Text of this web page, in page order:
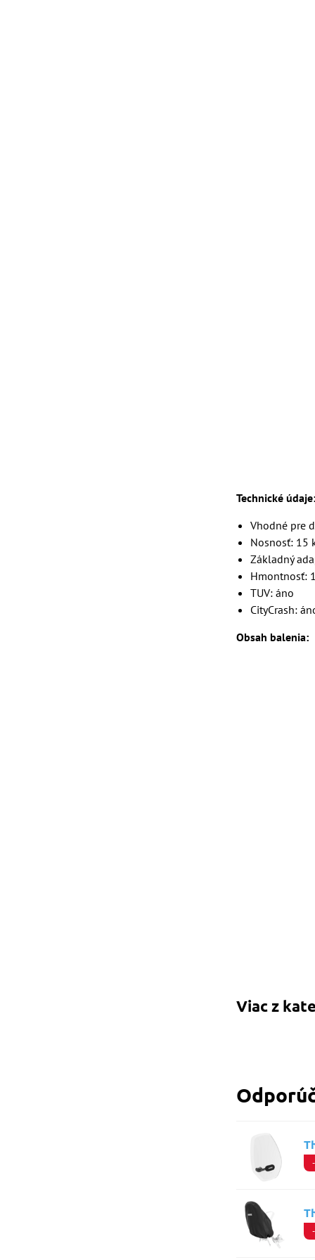
Technické údaje:
Vhodné pre
Nosnosť: 15
Základný
Hmontnosť:
TUV: áno
CityCrash:
Obsah balenia:
Viac z